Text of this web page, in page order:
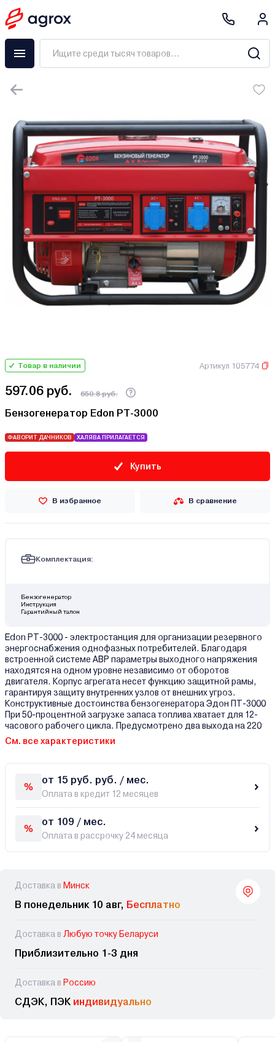
Товар в наличии Артикул 105774
597.06 руб. 650.8 руб.
Бензогенератор Edon PT-3000
ФАВОРИТ ДАЧНИКОВ ХАЛЯВА ПРИЛАГАЕТСЯ
Купить
В избранное В сравнение
Комплектация:
Бензогенератор
Инструкция
Гарантийный талон
Edon PT-3000 - электростанция для организации резервного
энергоснабжения однофазных потребителей. Благодаря
встроенной системе АВР параметры выходного напряжения
находятся на одном уровне независимо от оборотов
двигателя. Корпус агрегата несет функцию защитной рамы,
гарантируя защиту внутренних узлов от внешних угроз.
Конструктивные достоинства бензогенератора Эдон ПT-3000
При 50-процентной загрузке запаса топлива хватает для 12-
часового рабочего цикла. Предусмотрено два выхода на 220
См. все характеристики
от 15 руб. руб. / мес.
Оплата в кредит 12 месяцев
от 109 / мес.
Оплата в рассрочку 24 месяца
Доставка в Минск
В понедельник 10 авг, Бесплатно
Доставка в Любую точку Беларуси
Приблизительно 1-3 дня
Доставка в Россию
СДЭК, ПЭК индивидуально